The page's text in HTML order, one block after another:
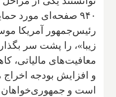
۹۴۰ صفحه‌ای مورد
رئیس‌جمهور آمریکا
زیبا»، را پشت سر
معافیت‌های مالیاتی،
و افزایش بودجه اخراج
است و جمهوری‌خواهان